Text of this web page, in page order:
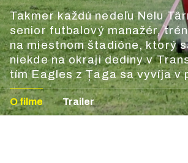
Takmer každú nedeľu Nelu
senior futbalový manažér,
na miestnom štadióne, ktorý
niekde na okraji dediny v
tím Eagles z Țaga sa vyvíja v
lige a za posledné dva roky
jeden zápas. Ale Nelu sa
pri živote, aj keď sa zdá, že
O filme Trailer